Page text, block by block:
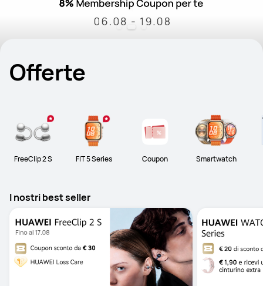
Offerte
FreeClip 2 S FIT 5 Series Coupon Smartwatch
I nostri best seller